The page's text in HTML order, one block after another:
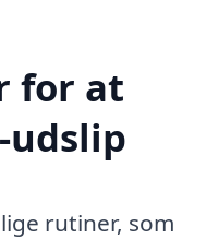
for at
udslip
rutiner, som